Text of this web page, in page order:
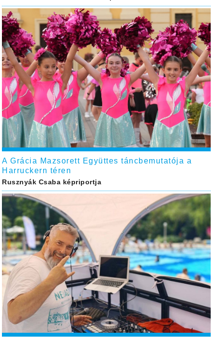
A Grácia Mazsorett Együttes táncbemutatója a
Harruckern téren
Rusznyák Csaba képriportja